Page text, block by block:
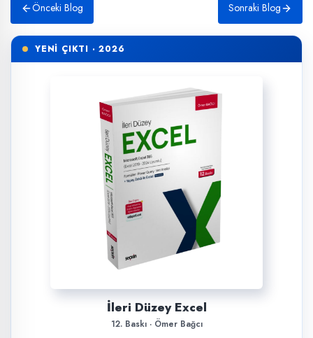
Önceki Blog Sonraki Blog
YENİ ÇIKTI · 2026
İleri Düzey Excel
12. Baskı · Ömer Bağcı